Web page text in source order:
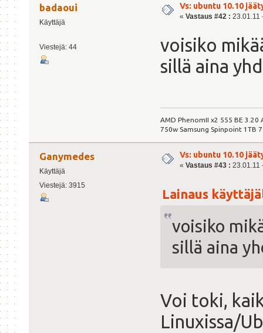
badaoui
Käyttäjä
Viestejä: 44
Vs: ubuntu 10.10
« Vastaus #42 : 23.01.11
voisiko
sillä aina
AMD PhenomII x2 555 BE
750w Samsung Spinpoint 1TB
Ganymedes
Käyttäjä
Viestejä: 3915
Vs: ubuntu 10.10
« Vastaus #43 : 23.01.11
Lainaus
voisiko
sillä aina
Voi toki,
Linuxissa/